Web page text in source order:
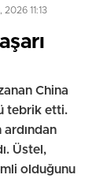
2026 11:13
China
tebrik etti.
Üstel,
olduğunu